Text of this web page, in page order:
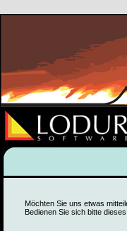
Möchten Sie uns etwas
Bedienen Sie sich bitte